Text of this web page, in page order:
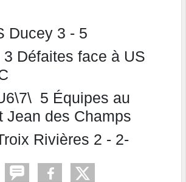
Ducey 3 - 5
Défaites face à US
5 Équipes au
Jean des Champs
Rivières 2 - 2-